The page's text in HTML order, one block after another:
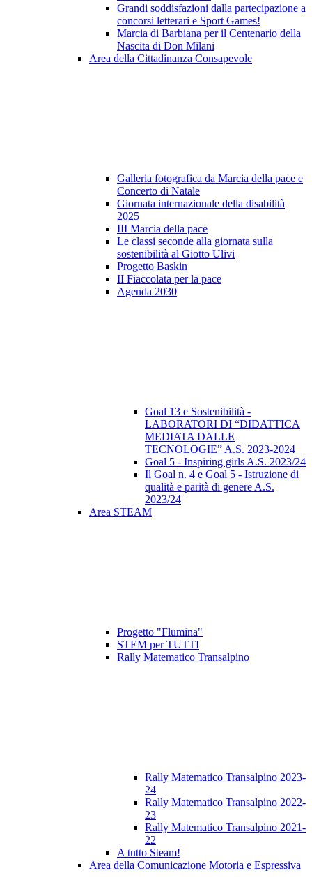
Grandi soddisfazioni dalla partecipazione a
concorsi letterari e Sport Games!
Marcia di Barbiana per il Centenario della
Nascita di Don Milani
Area della Cittadinanza Consapevole
Galleria fotografica da Marcia della pace e
Concerto di Natale
Giornata internazionale della disabilità
2025
III Marcia della pace
Le classi seconde alla giornata sulla
sostenibilità al Giotto Ulivi
Progetto Baskin
II Fiaccolata per la pace
Agenda 2030
Goal 13 e Sostenibilità -
LABORATORI DI “DIDATTICA
MEDIATA DALLE
TECNOLOGIE” A.S. 2023-2024
Goal 5 - Inspiring girls A.S. 2023/24
Il Goal n. 4 e Goal 5 - Istruzione di
qualità e parità di genere A.S.
2023/24
Area STEAM
Progetto "Flumina"
STEM per TUTTI
Rally Matematico Transalpino
Rally Matematico Transalpino 2023-
24
Rally Matematico Transalpino 2022-
23
Rally Matematico Transalpino 2021-
22
A tutto Steam!
Area della Comunicazione Motoria e Espressiva